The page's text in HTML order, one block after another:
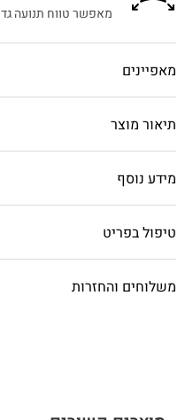
מאפשר טווח תנועה
מאפיינים
תיאור מוצר
מידע נוסף
טיפול בפריט
משלוחים והחזרות